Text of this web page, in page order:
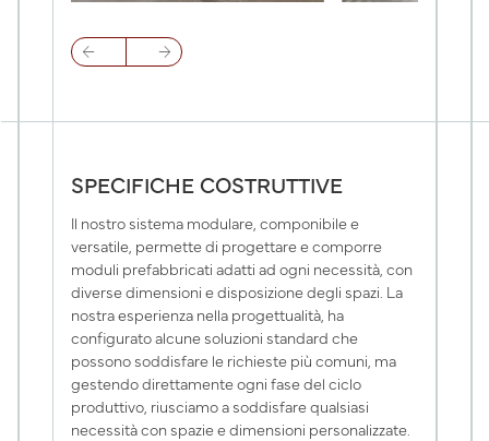
arrow_back arrow_forward
SPECIFICHE COSTRUTTIVE
Il nostro sistema modulare, componibile e
versatile, permette di progettare e comporre
moduli prefabbricati adatti ad ogni necessità, con
diverse dimensioni e disposizione degli spazi. La
nostra esperienza nella progettualità, ha
configurato alcune soluzioni standard che
possono soddisfare le richieste più comuni, ma
gestendo direttamente ogni fase del ciclo
produttivo, riusciamo a soddisfare qualsiasi
necessità con spazie e dimensioni personalizzate.